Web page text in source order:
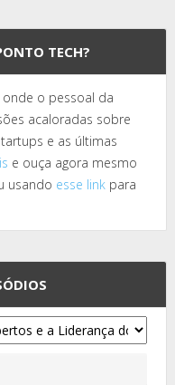
TECH?
o pessoal da
acaloradas sobre
e as últimas
e ouça agora mesmo
usando esse link para